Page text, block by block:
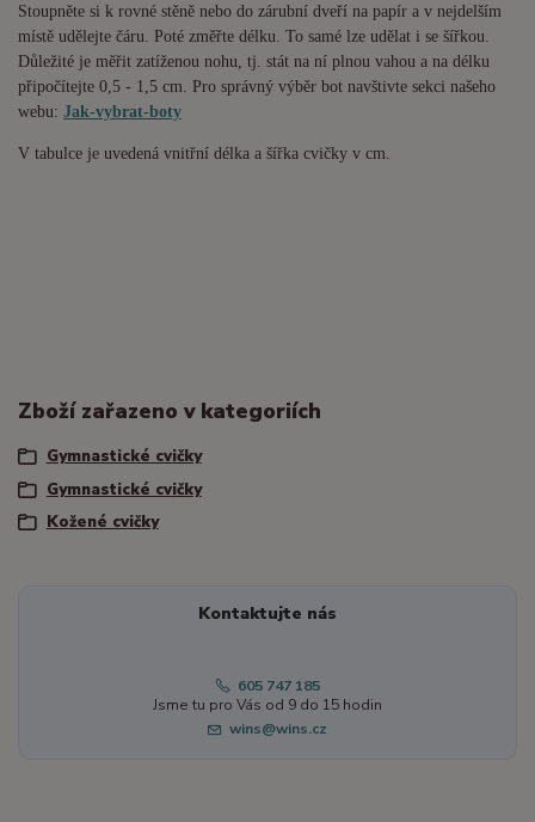
Stoupněte si k rovné stěně nebo do zárubní dveří na papír a v nejdelším
místě udělejte čáru. Poté změřte délku. To samé lze udělat i se šířkou.
Důležité je měřit zatíženou nohu, tj. stát na ní plnou vahou a na délku
připočítejte 0,5 - 1,5 cm. Pro správný výběr bot navštivte sekci našeho
webu: Jak-vybrat-boty
V tabulce je uvedená vnitřní délka a šířka cvičky v cm.
Zboží zařazeno v kategoriích
Gymnastické cvičky
Gymnastické cvičky
Kožené cvičky
Kontaktujte nás
605 747 185
Jsme tu pro Vás od 9 do 15 hodin
wins@wins.cz